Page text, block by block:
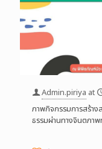
Admin.piriya at
ภาพกิจกรรมการสร้า
ธรรมผ่านทางจินตภา